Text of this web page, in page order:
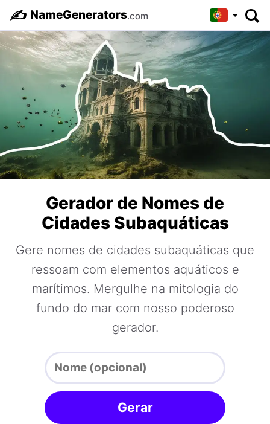
✍️ NameGenerators.com
Gerador de Nomes de
Cidades Subaquáticas
Gere nomes de cidades subaquáticas que
ressoam com elementos aquáticos e
marítimos. Mergulhe na mitologia do
fundo do mar com nosso poderoso
gerador.
Gerar